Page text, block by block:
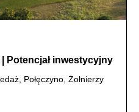
| Potencjał inwestycyjny
Połęczyno, Żołnierzy